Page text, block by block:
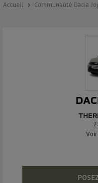
Accueil Communauté Dacia